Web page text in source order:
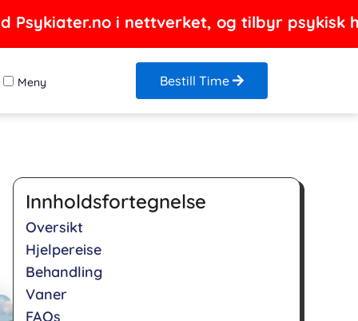
Psykiater.no i nettverket, og tilbyr
Meny Bestill Time
Innholdsfortegnelse
Oversikt
Hjelpereise
Behandling
Vaner
FAQs